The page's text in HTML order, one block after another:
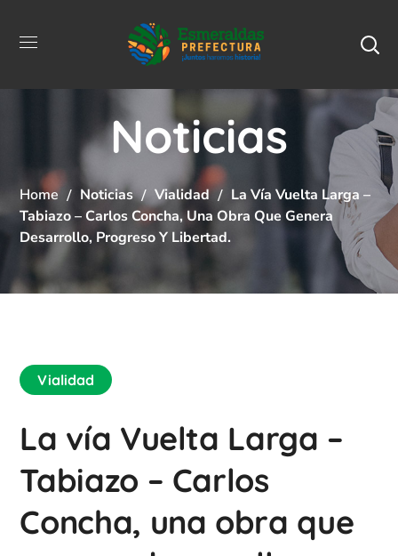
Noticias
Home Noticias Vialidad
La Vía Vuelta Larga –
Tabiazo – Carlos Concha, Una Obra Que Genera
Desarrollo, Progreso Y Libertad.
Vialidad
La vía Vuelta Larga –
Tabiazo – Carlos
Concha, una obra que